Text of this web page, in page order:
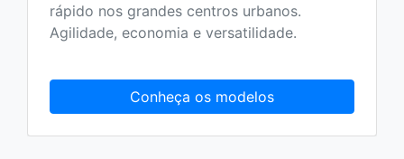
rápido nos grandes centros urbanos.
Agilidade, economia e versatilidade.
Conheça os modelos